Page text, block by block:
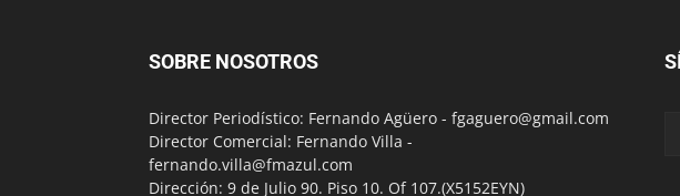
SOBRE NOSOTROS
Director Periodístico: Fernando Agüero - fgaguero@gmail.com
Director Comercial: Fernando Villa -
fernando.villa@fmazul.com
Dirección: 9 de Julio 90. Piso 10. Of 107.(X5152EYN)